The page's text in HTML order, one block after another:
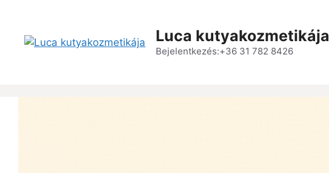
Luca kutyakozmetikája
Bejelentkezés:+36 31 782 8426